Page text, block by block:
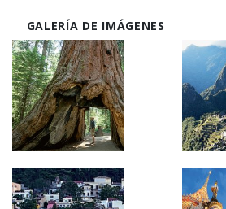
GALERÍA DE IMÁGENES